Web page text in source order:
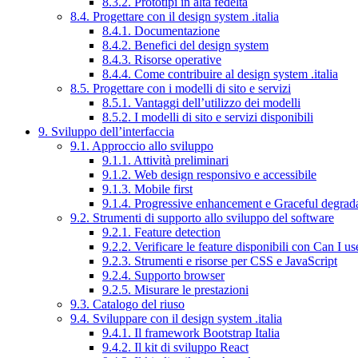
8.4. Progettare con il design system .italia
8.4.1. Documentazione
8.4.2. Benefici del design system
8.4.3. Risorse operative
8.4.4. Come contribuire al design system .italia
8.5. Progettare con i modelli di sito e servizi
8.5.1. Vantaggi dell’utilizzo dei modelli
8.5.2. I modelli di sito e servizi disponibili
9. Sviluppo dell’interfaccia
9.1. Approccio allo sviluppo
9.1.1. Attività preliminari
9.1.2. Web design responsivo e accessibile
9.1.3. Mobile first
9.1.4. Progressive enhancement e Graceful
9.2. Strumenti di supporto allo sviluppo del software
9.2.1. Feature detection
9.2.2. Verificare le feature disponibili con Can I
9.2.3. Strumenti e risorse per CSS e JavaScript
9.2.4. Supporto browser
9.2.5. Misurare le prestazioni
9.3. Catalogo del riuso
9.4. Sviluppare con il design system .italia
9.4.1. Il framework Bootstrap Italia
9.4.2. Il kit di sviluppo React